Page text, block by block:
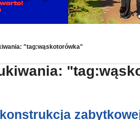
"tag:wąskotorówka"